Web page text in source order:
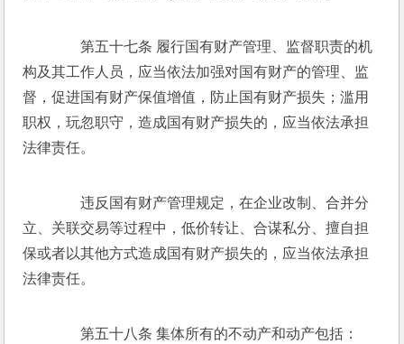
第五十七条 履行国有财产管理、监督职责的机
构及其工作人员，应当依法加强对国有财产的管理、监
督，促进国有财产保值增值，防止国有财产损失；滥用
职权，玩忽职守，造成国有财产损失的，应当依法承担
法律责任。
违反国有财产管理规定，在企业改制、合并分
立、关联交易等过程中，低价转让、合谋私分、擅自担
保或者以其他方式造成国有财产损失的，应当依法承担
法律责任。
第五十八条 集体所有的不动产和动产包括：